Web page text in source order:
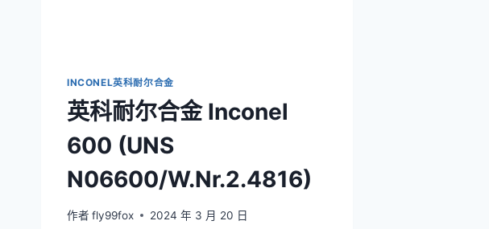
INCONEL英科耐尔合金
英科耐尔合金 Inconel
600 (UNS
N06600/W.Nr.2.4816)
作者 fly99fox 2024 年 3 月 20 日